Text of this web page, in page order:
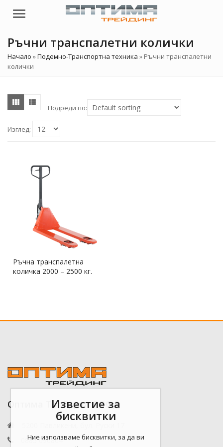
Menu
Ръчни транспалетни колички
Начало »Подемно-Транспортна техника » Ръчни транспалетни
колички
Подреди по:
Изглед:
Ръчна транспалетна
количка 2000 – 2500 кг.
Оптима Трейдинг ЕООД
0885 090804
Известие за
бисквитки
Ние използваме бисквитки, за да ви